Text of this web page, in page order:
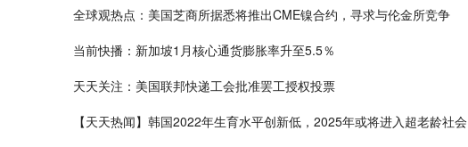
全球观热点：美国芝商所据悉将推出CME镍合约，寻求与伦金所竞争
当前快播：新加坡1月核心通货膨胀率升至5.5％
天天关注：美国联邦快递工会批准罢工授权投票
【天天热闻】韩国2022年生育水平创新低，2025年或将进入超老龄社会